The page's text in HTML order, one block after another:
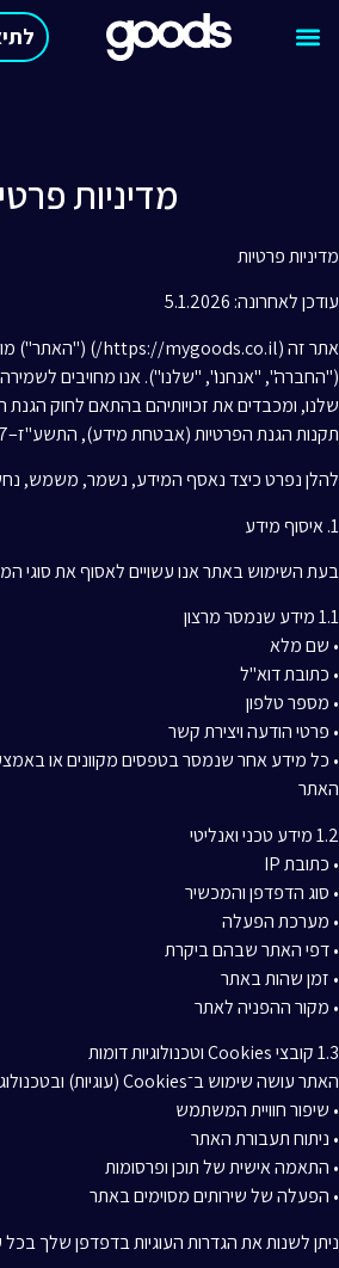
מדיניות
מדיניות פרטיות
עודכן לאחרונה: 5.1.2026
("החברה", "אנחנו", "שלנו"). אנו מחויבים
תקנות הגנת הפרטיות (אבטחת מידע), התשע"ז–2017, וכל דין רלוונטי אחר.
להלן נפרט כיצד נאסף המידע, נשמר, משמש,
1. איסוף מידע
בעת השימוש באתר אנו עשויים לאסוף את סוגי
1.1 מידע שנמסר מרצון
• שם מלא
• כתובת דוא"ל
• מספר טלפון
• פרטי הודעה ויצירת קשר
• כל מידע אחר שנמסר בטפסים מקוונים או
האתר
1.2 מידע טכני ואנליטי
• כתובת IP
• סוג הדפדפן והמכשיר
• מערכת הפעלה
• דפי האתר שבהם ביקרת
• זמן שהות באתר
• מקור ההפניה לאתר
1.3 קובצי Cookies וטכנולוגיות דומות
האתר עושה שימוש ב־Cookies (עוגיות) ובטכנולוגיות מעקב נוספות לצורכי:
• שיפור חוויית המשתמש
• ניתוח תעבורת האתר
• התאמה אישית של תוכן ופרסומות
• הפעלה של שירותים מסוימים באתר
ניתן לשנות את הגדרות העוגיות בדפדפן שלך